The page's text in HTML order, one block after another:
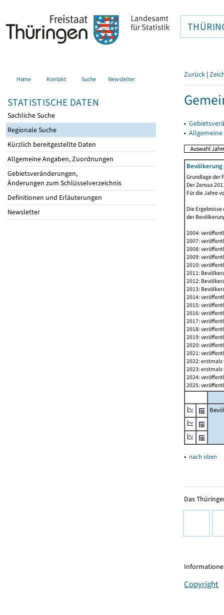
Home Kontakt Suche Newsletter
STATISTISCHE DATEN
Sachliche Suche
Regionale Suche
Kürzlich bereitgestellte Daten
Allgemeine Angaben, Zuordnungen
Gebietsveränderungen,
Änderungen zum Schlüsselverzeichnis
Definitionen und Erläuterungen
Newsletter
Zurück |
▸
▸
Grundlage der
Der Zensus
Für die Jahre
Die
der
2004:
2007:
2008:
2009:
2010:
2011:
2012:
2013:
2014:
2015:
2016:
2017:
2018:
2019:
2020:
2021:
2022:
2023:
2024:
2025:
▴ nach oben
Das
Copyright